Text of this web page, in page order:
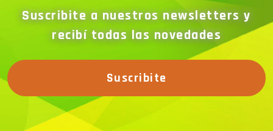
Suscribite a nuestros newsletters y
recibí todas las novedades
Suscribite